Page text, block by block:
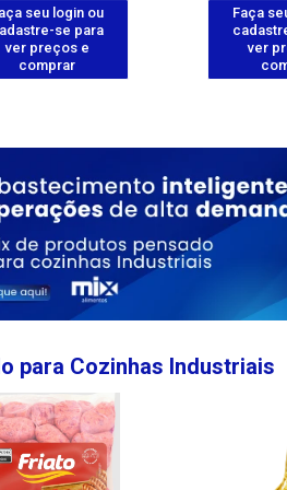
seu login ou
se para
ver preços e
comprar
Faça
ver
para Cozinhas Industriais